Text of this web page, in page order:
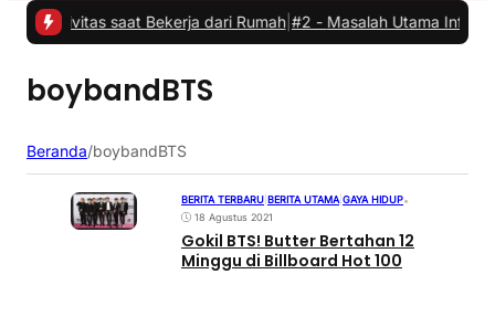
saat Bekerja dari Rumah |#2 -Masalah Utama Infrastruktur
boybandBTS
Beranda/boybandBTS
BERITA TERBARU BERITA UTAMA|GAYA HIDUP•
18 Agustus 2021
Gokil BTS! Butter Bertahan 12
Minggu di Billboard Hot 100